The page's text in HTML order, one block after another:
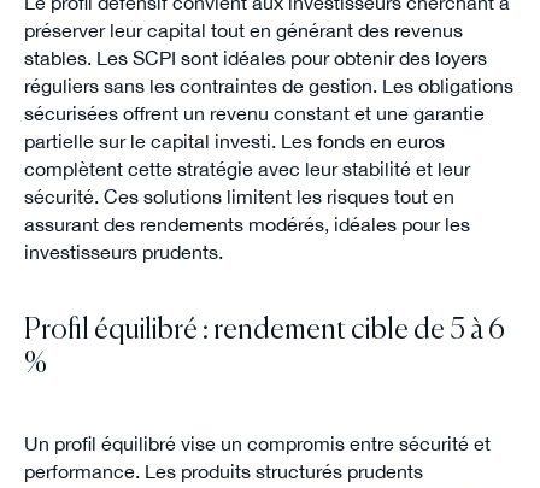
préserver leur capital tout en générant des revenus
stables. Les SCPI sont idéales pour obtenir des loyers
réguliers sans les contraintes de gestion. Les obligations
sécurisées offrent un revenu constant et une garantie
partielle sur le capital investi. Les fonds en euros
complètent cette stratégie avec leur stabilité et leur
sécurité. Ces solutions limitent les risques tout en
assurant des rendements modérés, idéales pour les
investisseurs prudents.
Profil équilibré : rendement cible de 5 à 6
%
Un profil équilibré vise un compromis entre sécurité et
performance. Les produits structurés prudents